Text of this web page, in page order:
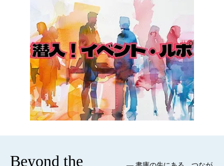
Beyond the